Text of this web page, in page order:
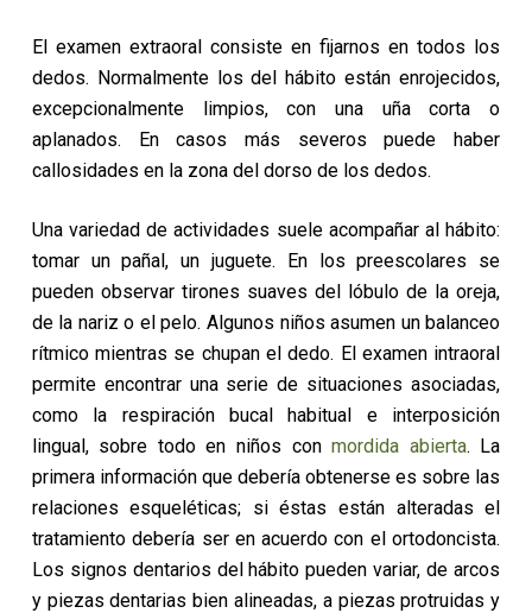
El examen extraoral consiste en fijarnos en todos los
dedos. Normalmente los del hábito están enrojecidos,
excepcionalmente limpios, con una uña corta o
aplanados. En casos más severos puede haber
callosidades en la zona del dorso de los dedos.
Una variedad de actividades suele acompañar al hábito:
tomar un pañal, un juguete. En los preescolares se
pueden observar tirones suaves del lóbulo de la oreja,
de la nariz o el pelo. Algunos niños asumen un balanceo
rítmico mientras se chupan el dedo. El examen intraoral
permite encontrar una serie de situaciones asociadas,
como la respiración bucal habitual e interposición
lingual, sobre todo en niños conmordida abierta. La
primera información que debería obtenerse es sobre las
relaciones esqueléticas; si éstas están alteradas el
tratamiento debería ser en acuerdo con el ortodoncista.
Los signos dentarios del hábito pueden variar, de arcos
y piezas dentarias bien alineadas, a piezas protruidas y